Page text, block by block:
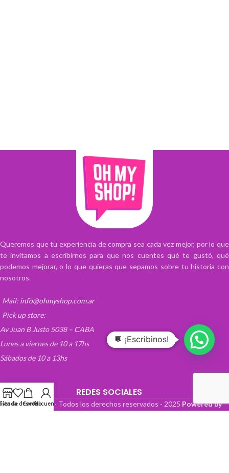
Queremos que tu experiencia de compra sea cada vez mejor, por lo que
te invitamos a escribirnos para que nos cuentes qué te gustó, qué
podemos mejorar, o lo que quieras que sepamos sobre tu historia con
nosotros.
Mail: info@ohmyshop.com.ar
Pick up store:
Av Juan B Justo 5038 – CABA
Lunes a viernes de 10 a 17hs
Sábados de 10 a 13hs
REDES SOCIALES
OhMyTienda! - Todos los derechos reservados - 2025 Powered by
de deseos
CarritoMi cuenta
💬 ¡Escribinos!